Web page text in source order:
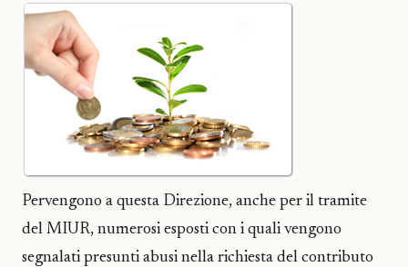
Pervengono a questa Direzione, anche per il tramite
del MIUR, numerosi esposti con i quali vengono
segnalati presunti abusi nella richiesta del contributo